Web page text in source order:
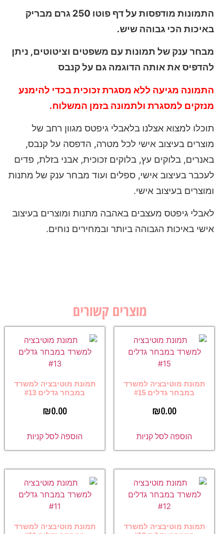
התמונות מודפסות על דף פוטו 250 גרם מבריק
באיכות הכי גבוהה שיש.
מבחר ענק של תמונות עם משפטים וציטוטים, ניתן
להדפיס את אותה הדוגמה גם על קנבס
התמונה מגיעה ללא מסגרת זכוכית בכדי להימנע
מנזקים למסגרת ולתמונה בזמן המשלוח.
תוכלו למצוא אצלנו בלאבלי גיפטס מגוון רחב של
מוצרים בעיצוב אישי לכל מטרה, הדפסה על קנבס,
באנרים, בלוקים עץ, בלוקים זכוכית, אבני בזלת, פדים
לעכבר בעיצוב אישי, ספלים ועוד מבחר ענק של מתנות
ומוצרים בעיצוב אישי.
לאבלי גיפטס מעצבים באהבה מתנות ומוצרים בעיצוב
אישי באיכות הגבוהה ביותר ובמחירים נוחים.
מוצרים קשורים
תמונת מוטיבציה למשרד
במבחר גדלים #15
₪0.00
הוספה לסל קניות
תמונת מוטיבציה למשרד
במבחר גדלים #13
₪0.00
הוספה לסל קניות
תמונת מוטיבציה למשרד
תמונת מוטיבציה למשרד